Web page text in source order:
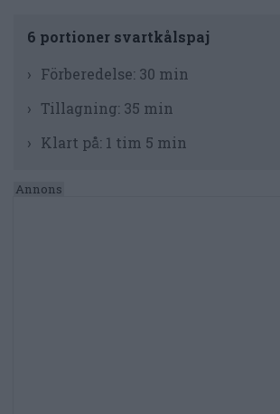
6 portioner svartkålspaj
Förberedelse: 30 min
Tillagning: 35 min
Klart på: 1 tim 5 min